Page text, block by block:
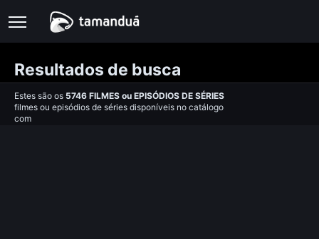
Resultados de busca
Estes são os 5746 FILMES ou EPISÓDIOS DE SÉRIES
filmes ou episódios de séries disponíveis no catálogo
com